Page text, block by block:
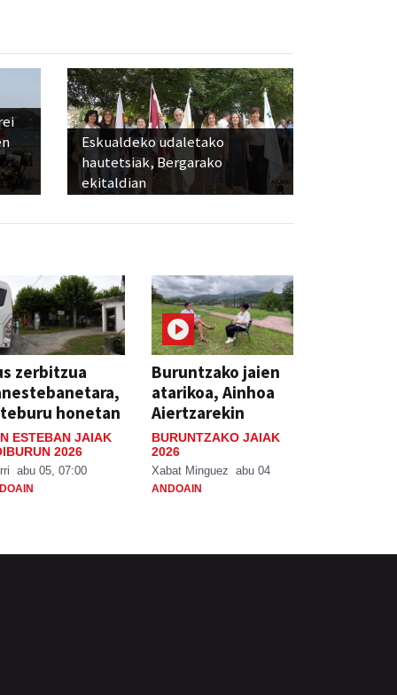
Eskualdeko udaletako
hautetsiak, Bergarako
ekitaldian
zerbitzua
honetan
ESTEBAN JAIAK
2026
abu 05, 07:00
Buruntzako jaien
atarikoa, Ainhoa
Aiertzarekin
BURUNTZAKO JAIAK
2026
Xabat Minguez abu 04
ANDOAIN